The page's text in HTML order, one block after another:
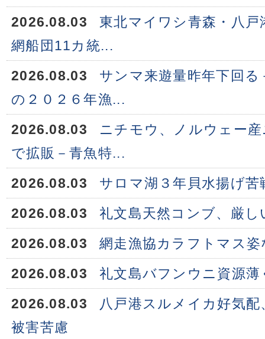
2026.08.03
東北マイワシ青森・八
網船団11カ統...
2026.08.03
サンマ来遊量昨年下回
の２０２６年漁...
2026.08.03
ニチモウ、ノルウェー
で拡販－青魚特...
2026.08.03
サロマ湖３年貝水揚げ苦
2026.08.03
礼文島天然コンブ、厳し
2026.08.03
網走漁協カラフトマス
2026.08.03
礼文島バフンウニ資源薄
2026.08.03
八戸港スルメイカ好気
被害苦慮